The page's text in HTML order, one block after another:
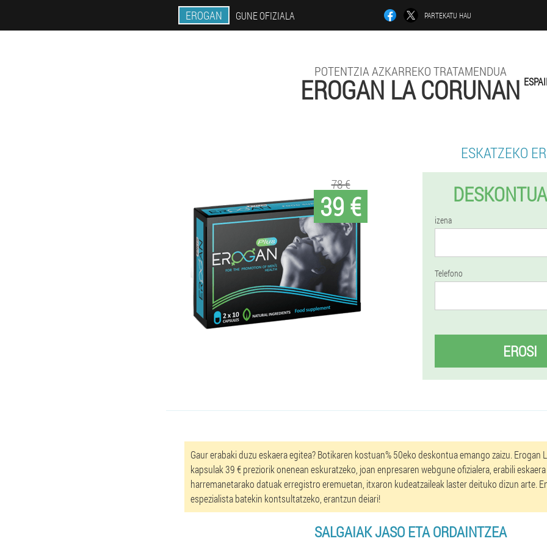
EROGAN GUNE OFIZIALA PARTEKATU HAU
POTENTZIA AZKARREKO TRATAMENDUA
EROGAN LA CORUNAN
39 €
78 €
ESKATZEKO
izena
Telefono
EROSI
Gaur erabaki duzu eskaera egitea? Botikaren kostuan% 50eko deskontua emango zaizu. Erogan
kapsulak 39 € preziorik onenean eskuratzeko, joan enpresaren webgune ofizialera, erabili
harremanetarako datuak erregistro eremuetan, itxaron kudeatzaileak laster deituko dizun arte.
espezialista batekin kontsultatzeko, erantzun deiari!
SALGAIAK JASO ETA ORDAINTZEA